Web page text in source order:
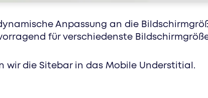
Anpassung an die
für verschiedenste
wir die Sitebar in das Mobile Understitial.